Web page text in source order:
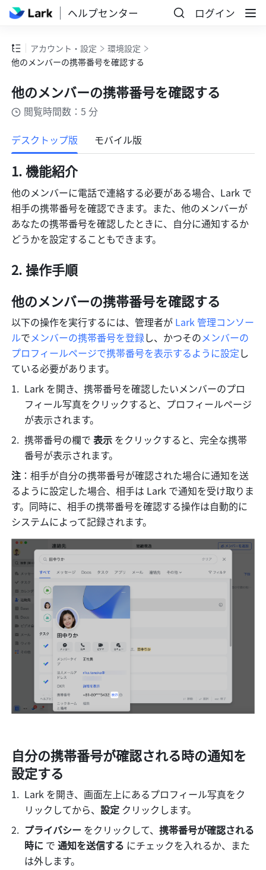
ヘルプセンター ログイン
アカウント・設定
環境設定
他のメンバーの携帯番号を確認する
他のメンバーの携帯番号を確認する
閲覧時間数：5 分
デスクトップ版
モバイル版
機能紹介
他のメンバーに電話で連絡する必要がある場合、Lark で
相手の携帯番号を確認できます。また、他のメンバーが
あなたの携帯番号を確認したときに、自分に通知するか
どうかを設定することもできます。
操作手順
他のメンバーの携帯番号を確認する
以下の操作を実行するには、管理者が Lark 管理コンソー
ルでメンバーの携帯番号を登録し、かつそのメンバーの
プロフィールページで携帯番号を表示するように設定し
ている必要があります。
Lark を開き、携帯番号を確認したいメンバーのプロ
フィール写真をクリックすると、プロフィールページ
が表示されます。
携帯番号の欄で 表示 をクリックすると、完全な携帯
番号が表示されます。
注 ：相手が自分の携帯番号が確認された場合に通知を送
るように設定した場合、相手は Lark で通知を受け取りま
す。同時に、相手の携帯番号を確認する操作は自動的に
システムによって記録されます。
自分の携帯番号が確認される時の通知を
設定する
Lark を開き、画面左上にあるプロフィール写真をク
リックしてから、設定 クリックします。
プライバシー をクリックして、携帯番号が確認される
時に で 通知を送信する にチェックを入れるか、また
は外します。